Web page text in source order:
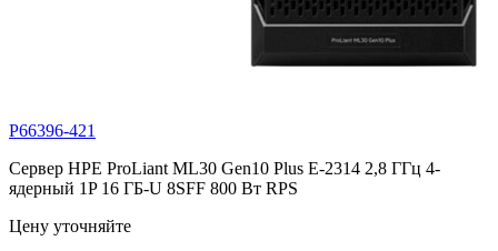
P66396-421
Сервер HPE ProLiant ML30 Gen10 Plus E-2314 2,8 ГГц 4-
ядерный 1P 16 ГБ-U 8SFF 800 Вт RPS
Цену уточняйте